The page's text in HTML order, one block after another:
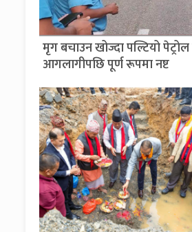
मृग बचाउन खोज्दा पल्टियो पेट्रोल
आगलागीपछि पूर्ण रूपमा नष्ट